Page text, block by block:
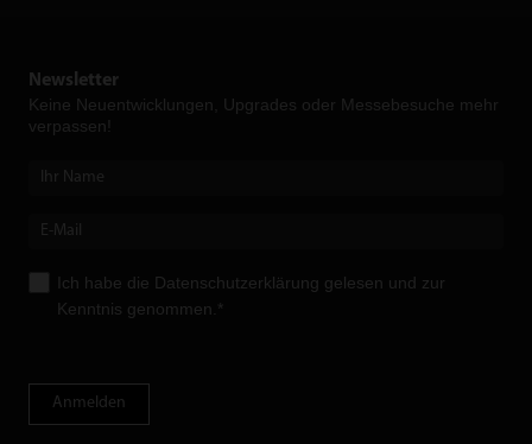
Newsletter
Keine Neuent­wicklungen, Upgrades oder Messebesuche mehr
verpassen!
Ich habe die Datenschutzerklärung gelesen und zur
Kenntnis genommen.*
Anmelden